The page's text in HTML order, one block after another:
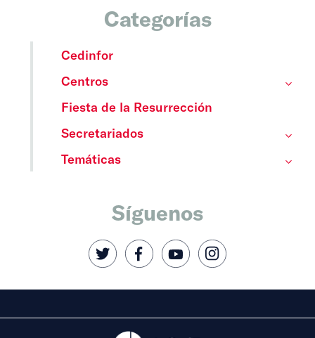
Categorías
Cedinfor
Centros
Fiesta de la Resurrección
Secretariados
Temáticas
Síguenos